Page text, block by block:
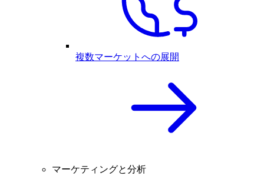
複数マーケットへの展開
マーケティングと分析